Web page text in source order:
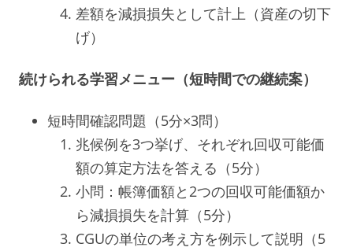
差額を減損損失として計上（資産の切下
げ）
続けられる学習メニュー（短時間での継続案）
短時間確認問題（5分×3問）
兆候例を3つ挙げ、それぞれ回収可能価
額の算定方法を答える（5分）
小問：帳簿価額と2つの回収可能価額か
ら減損損失を計算（5分）
CGUの単位の考え方を例示して説明（5